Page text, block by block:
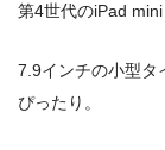
第4世代のiPad mini
7.9インチの小型タ
ぴったり。